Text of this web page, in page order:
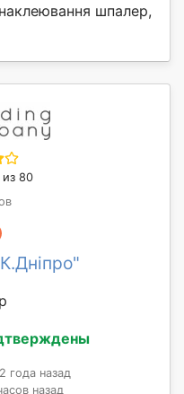
шпалер,
из 80
года назад
назад